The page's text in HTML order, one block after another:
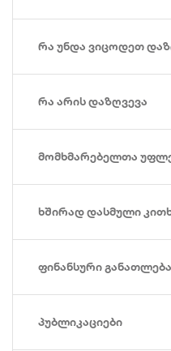
რა უნდა ვიცოდეთ
რა არის დაზღვევა
მომხმარებელთა
ხშირად დასმული
ფინანსური განათლება
პუბლიკაციები